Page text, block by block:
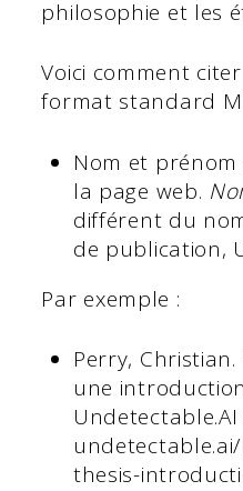
philosophie et les
Voici comment
format standard
Nom et
la page web.
différent du
de publication,
Par exemple :
Perry,
une
thesis-